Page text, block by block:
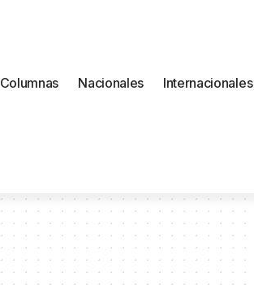
Columnas Nacionales Internacionales